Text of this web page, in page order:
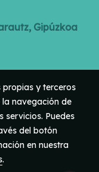
Gipúzkoa
y terceros
navegación de
servicios. Puedes
del botón
en nuestra
.